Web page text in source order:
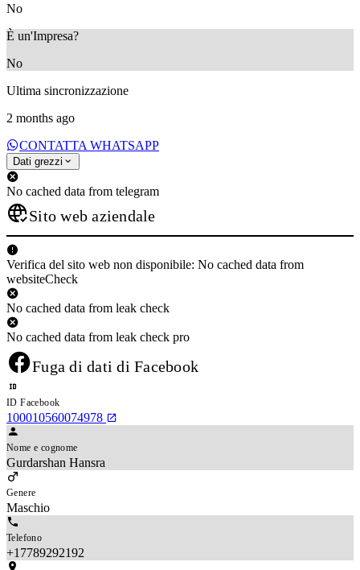
No
È un'Impresa?
No
Ultima sincronizzazione
2 months ago
CONTATTA WHATSAPP
Dati grezzi
No cached data from telegram
Sito web aziendale
Verifica del sito web non disponibile: No cached data from
websiteCheck
No cached data from leak check
No cached data from leak check pro
Fuga di dati di Facebook
ID Facebook
100010560074978
Nome e cognome
Gurdarshan Hansra
Genere
Maschio
Telefono
+17789292192